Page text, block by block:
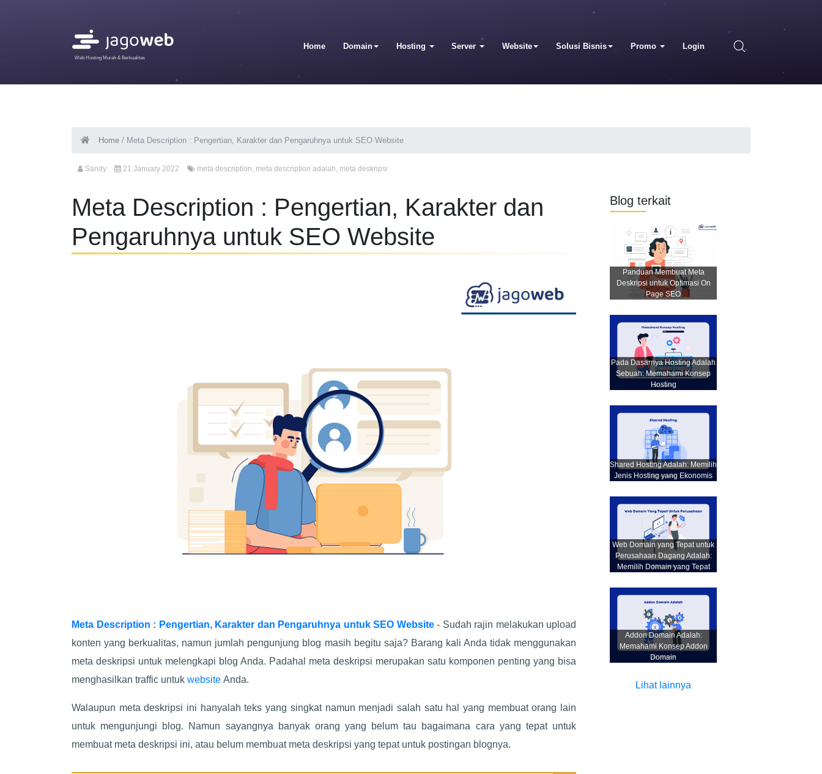
Web Hosting Murah & Berkualitas
Home Domain Hosting Server Website Solusi Bisnis Promo Login
Home / Meta Description : Pengertian, Karakter dan Pengaruhnya untuk SEO Website
Sandy 21 January 2022 meta description, meta description adalah, meta deskripsi
Meta Description : Pengertian, Karakter dan
Pengaruhnya untuk SEO Website
Meta Description : Pengertian, Karakter dan Pengaruhnya untuk SEO Website - Sudah rajin melakukan upload
konten yang berkualitas, namun jumlah pengunjung blog masih begitu saja? Barang kali Anda tidak menggunakan
meta deskripsi untuk melengkapi blog Anda. Padahal meta deskripsi merupakan satu komponen penting yang bisa
menghasilkan traffic untuk website Anda.
Walaupun meta deskripsi ini hanyalah teks yang singkat namun menjadi salah satu hal yang membuat orang lain
untuk mengunjungi blog. Namun sayangnya banyak orang yang belum tau bagaimana cara yang tepat untuk
membuat meta deskripsi ini, atau belum membuat meta deskripsi yang tepat untuk postingan blognya.
Blog terkait
Panduan Membuat Meta
Deskripsi untuk Optimasi On
Page SEO
Pada Dasarnya Hosting Adalah
Sebuah: Memahami Konsep
Hosting
Shared Hosting Adalah: Memilih
Jenis Hosting yang Ekonomis
Web Domain yang Tepat untuk
Perusahaan Dagang Adalah:
Memilih Domain yang Tepat
Addon Domain Adalah:
Memahami Konsep Addon
Domain
Lihat lainnya